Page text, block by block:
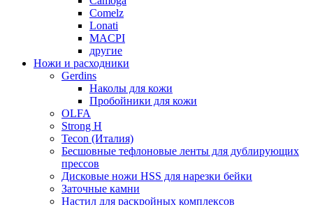
Comelz
Lonati
MACPI
другие
Ножи и расходники
Gerdins
Наколы для кожи
Пробойники для кожи
OLFA
Strong H
Tecon (Италия)
Бесшовные тефлоновые ленты для дублирующих
прессов
Дисковые ножи HSS для нарезки бейки
Заточные камни
Настил для раскройных комплексов